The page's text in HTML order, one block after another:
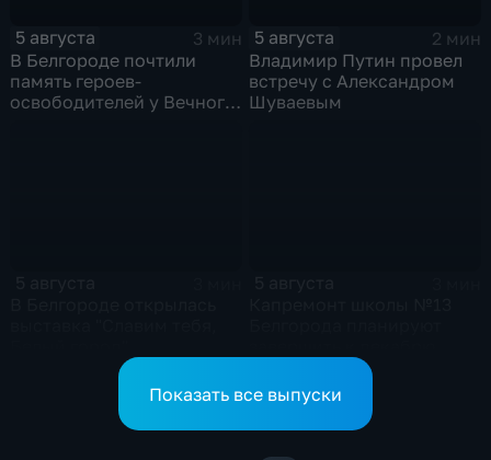
5 августа
3 мин
В Белгороде почтили
память героев-
освободителей у Вечного
5 августа
2 мин
Владимир Путин провел
встречу с Александром
Шуваевым
Показать все выпуски